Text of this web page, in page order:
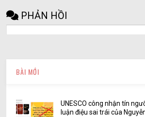
PHẢN HỒI
BÀI MỚI
UNESCO công nhận tín
luận điệu sai trái của